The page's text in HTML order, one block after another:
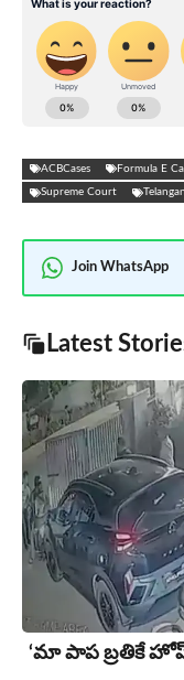
ACBCases Formula E
Supreme Court
Join WhatsApp
Latest
‘మా పాప బ్రతికే హోప్స్